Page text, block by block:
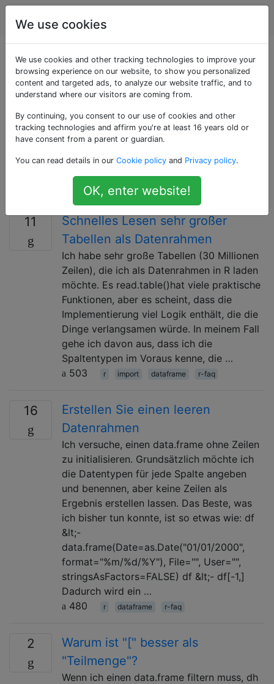
Programmierung
Als «r-faq» getaggte
Fragen
Das r-faq-Tag wird erstellt, um eine begrenzte Anzahl
von Fragen zu gruppieren, in denen Probleme
auftreten. Es ist nicht die offizielle FAQ zu R für SO,
sollte aber als interessante Informationsquelle zu
häufigen Problemen dienen.
11
Schnelles Lesen sehr großer
Tabellen als Datenrahmen
Ich habe sehr große Tabellen (30 Millionen
Zeilen), die ich als Datenrahmen in R laden
möchte. Es read.table()hat viele praktische
Funktionen, aber es scheint, dass die
Implementierung viel Logik enthält, die die
Dinge verlangsamen würde. In meinem Fall
gehe ich davon aus, dass ich die
Spaltentypen im Voraus kenne, die …
503
r import dataframe r-faq
16
Erstellen Sie einen leeren
Datenrahmen
Ich versuche, einen data.frame ohne Zeilen
zu initialisieren. Grundsätzlich möchte ich
die Datentypen für jede Spalte angeben
und benennen, aber keine Zeilen als
Ergebnis erstellen lassen. Das Beste, was
ich bisher tun konnte, ist so etwas wie: df
&lt;-
data.frame(Date=as.Date("01/01/2000",
format="%m/%d/%Y"), File="", User="",
stringsAsFactors=FALSE) df &lt;- df[-1,]
Dadurch wird ein …
480
r dataframe r-faq
2
Warum ist "[" besser als
"Teilmenge"?
Wenn ich einen data.frame filtern muss, dh
We use cookies
We use cookies and other tracking technologies to improve your
browsing experience on our website, to show you personalized
content and targeted ads, to analyze our website traffic, and to
understand where our visitors are coming from.
By continuing, you consent to our use of cookies and other
tracking technologies and affirm you're at least 16 years old or
have consent from a parent or guardian.
You can read details in our Cookie policy and Privacy policy.
OK, enter website!